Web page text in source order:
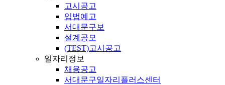
고시공고
입법예고
서대문구보
설계공모
(TEST)고시공고
일자리정보
채용공고
서대문구일자리플러스센터